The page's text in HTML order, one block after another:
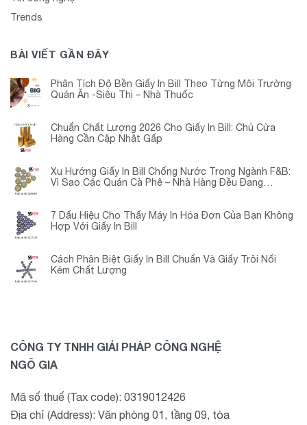
Trends
BÀI VIẾT GẦN ĐÂY
Phân Tích Độ Bền Giấy In Bill Theo Từng Môi Trường
Quán Ăn -Siêu Thị – Nhà Thuốc
Chuẩn Chất Lượng 2026 Cho Giấy In Bill: Chủ Cửa
Hàng Cần Cập Nhật Gấp
Xu Hướng Giấy In Bill Chống Nước Trong Ngành F&B:
Vì Sao Các Quán Cà Phê – Nhà Hàng Đều Đang
7 Dấu Hiệu Cho Thấy Máy In Hóa Đơn Của Bạn Không
Hợp Với Giấy In Bill
Cách Phân Biệt Giấy In Bill Chuẩn Và Giấy Trôi Nổi
Kém Chất Lượng
CÔNG TY TNHH GIẢI PHÁP CÔNG NGHỆ
NGÔ GIA
Mã số thuế (Tax code): 0319012426
Địa chỉ (Address): Văn phòng 01, tầng 09, tòa